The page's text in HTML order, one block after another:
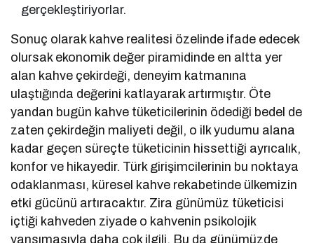
gerçekleştiriyorlar.
Sonuç olarak kahve realitesi özelinde ifade edecek
olursak ekonomik değer piramidinde en altta yer
alan kahve çekirdeği, deneyim katmanına
ulaştığında değerini katlayarak artırmıştır. Öte
yandan bugün kahve tüketicilerinin ödediği bedel de
zaten çekirdeğin maliyeti değil, o ilk yudumu alana
kadar geçen süreçte tüketicinin hissettiği ayrıcalık,
konfor ve hikayedir. Türk girişimcilerinin bu noktaya
odaklanması, küresel kahve rekabetinde ülkemizin
etki gücünü artıracaktır. Zira günümüz tüketicisi
içtiği kahveden ziyade o kahvenin psikolojik
yansımasıyla daha çok ilgili. Bu da günümüzde